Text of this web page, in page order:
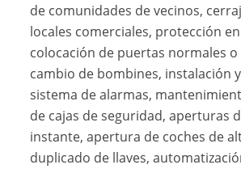
de comunidades de vecinos,
locales comerciales, protección en
colocación de puertas normales
cambio de bombines, instalación
sistema de alarmas,
de cajas de seguridad, aperturas
instante, apertura de coches de
duplicado de llaves,